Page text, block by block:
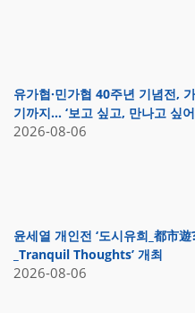
유가협·민가협 40주년 기념전,
기까지… ‘보고 싶고, 만나고 싶
2026-08-06
윤세열 개인전 ‘도시유희_都市遊
_Tranquil Thoughts’ 개최
2026-08-06